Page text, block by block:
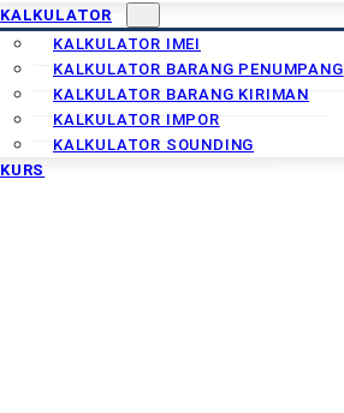
KALKULATOR
KALKULATOR IMEI
KALKULATOR BARANG PENUMPANG
KALKULATOR BARANG KIRIMAN
KALKULATOR IMPOR
KALKULATOR SOUNDING
KURS